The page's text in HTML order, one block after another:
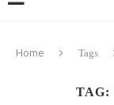
Home Tags
TAG: